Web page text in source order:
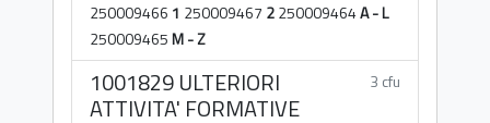
250009466 1 250009467 2250009464A - L
250009465M - Z
1001829 ULTERIORI
ATTIVITA' FORMATIVE
3 cfu